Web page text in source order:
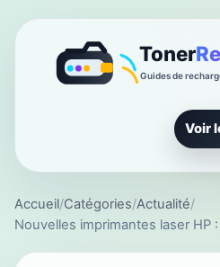
Voir
Accueil/Catégories/Actualité/
Nouvelles imprimantes laser HP